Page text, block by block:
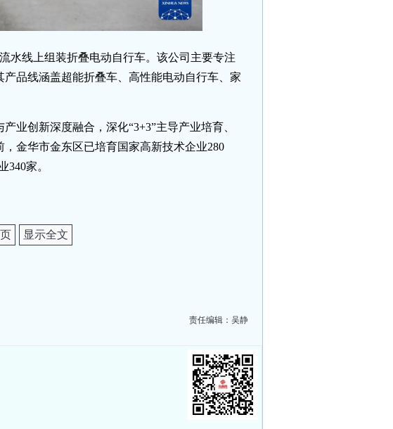
水线上组装折叠电动自行车。该公司主要专注
品线涵盖超能折叠车、高性能电动自行车、家
业创新深度融合，深化“3+3”主导产业培育、
金华市金东区已培育国家高新技术企业280
家。
显示全文
责任编辑：吴静